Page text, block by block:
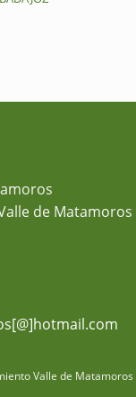
de Matamoros
Valle de